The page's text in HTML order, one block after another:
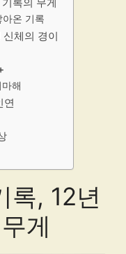
온 기록
체의 경이
해
연
록, 12년
게